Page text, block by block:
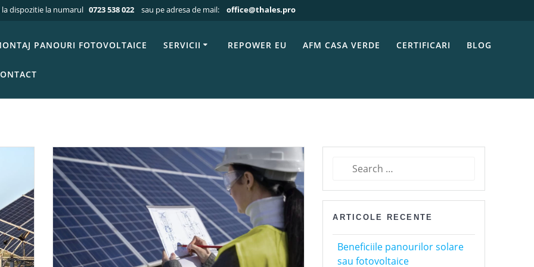
la dispozitie la numarul 0723 538 022 sau pe adresa de mail: office@thales.pro
PANOURI FOTOVOLTAICE SERVICII REPOWER EU AFM CASA VERDE CERTIFICARI BLOG
Acasa» Archives for December 2024
December 2024
Search
ARTICOLE RECENTE
Beneficiile panourilor solare
sau fotovoltaice